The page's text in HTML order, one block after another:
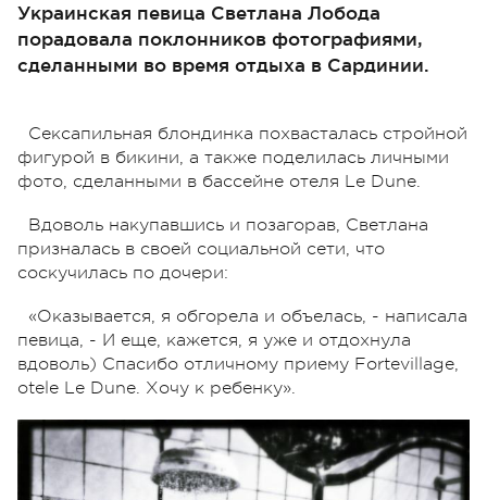
Украинская певица Светлана Лобода
порадовала поклонников фотографиями,
сделанными во время отдыха в Сардинии.
Сексапильная блондинка похвасталась стройной
фигурой в бикини, а также поделилась личными
фото, сделанными в бассейне отеля Le Dune.
Вдоволь накупавшись и позагорав, Светлана
призналась в своей социальной сети, что
соскучилась по дочери:
«Оказывается, я обгорела и объелась, - написала
певица, - И еще, кажется, я уже и отдохнула
вдоволь) Спасибо отличному приему Fortevillage,
otele Le Dune. Хочу к ребенку».